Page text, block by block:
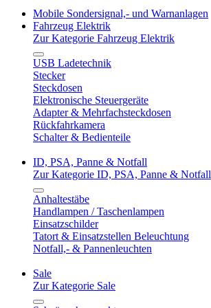
Mobile Sondersignal,- und Warnanlagen
Fahrzeug Elektrik
Zur Kategorie Fahrzeug Elektrik
USB Ladetechnik
Stecker
Steckdosen
Elektronische Steuergeräte
Adapter & Mehrfachsteckdosen
Rückfahrkamera
Schalter & Bedienteile
ID, PSA, Panne & Notfall
Zur Kategorie ID, PSA, Panne & Notfall
Anhaltestäbe
Handlampen / Taschenlampen
Einsatzschilder
Tatort & Einsatzstellen Beleuchtung
Notfall,- & Pannenleuchten
Sale
Zur Kategorie Sale